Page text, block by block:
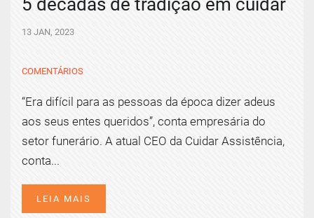
5 décadas de tradição em cuidar
13 JAN, 2023
COMENTÁRIOS
“Era difícil para as pessoas da época dizer adeus
aos seus entes queridos”, conta empresária do
setor funerário. A atual CEO da Cuidar Assistência,
conta...
LEIA MAIS